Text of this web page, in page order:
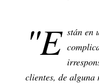
"E stán en
clientes, de alguna